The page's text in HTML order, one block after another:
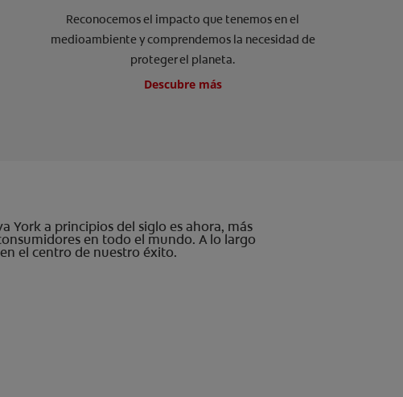
Reconocemos el impacto que tenemos en el
medioambiente y comprendemos la necesidad de
proteger el planeta.
Descubre más
York a principios del siglo es ahora, más
en todo el mundo. A lo largo
el centro de nuestro éxito.